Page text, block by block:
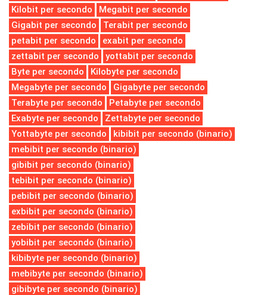
Kilobit per secondo
Megabit per secondo
Gigabit per secondo
Terabit per secondo
petabit per secondo
exabit per secondo
zettabit per secondo
yottabit per secondo
Byte per secondo
Kilobyte per secondo
Megabyte per secondo
Gigabyte per secondo
Terabyte per secondo
Petabyte per secondo
Exabyte per secondo
Zettabyte per secondo
Yottabyte per secondo
kibibit per secondo (binario)
mebibit per secondo (binario)
gibibit per secondo (binario)
tebibit per secondo (binario)
pebibit per secondo (binario)
exbibit per secondo (binario)
zebibit per secondo (binario)
yobibit per secondo (binario)
kibibyte per secondo (binario)
mebibyte per secondo (binario)
gibibyte per secondo (binario)